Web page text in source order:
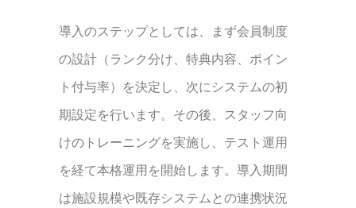
導入のステップとしては、まず会員制度
の設計（ランク分け、特典内容、ポイン
ト付与率）を決定し、次にシステムの初
期設定を行います。その後、スタッフ向
けのトレーニングを実施し、テスト運用
を経て本格運用を開始します。導入期間
は施設規模や既存システムとの連携状況